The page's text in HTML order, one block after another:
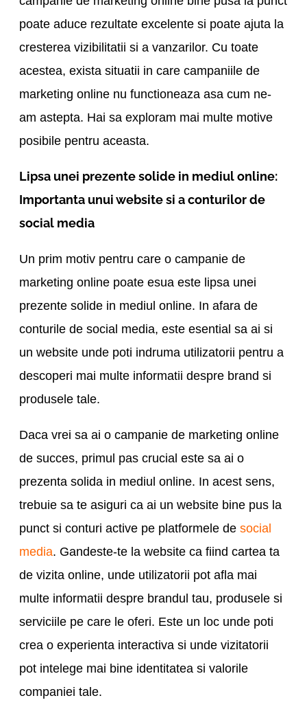
poate aduce rezultate excelente si poate ajuta la
cresterea vizibilitatii si a vanzarilor. Cu toate
acestea, exista situatii in care campaniile de
marketing online nu functioneaza asa cum ne-
am astepta. Hai sa exploram mai multe motive
posibile pentru aceasta.
Lipsa unei prezente solide in mediul online:
Importanta unui website si a conturilor de
social media
Un prim motiv pentru care o campanie de
marketing online poate esua este lipsa unei
prezente solide in mediul online. In afara de
conturile de social media, este esential sa ai si
un website unde poti indruma utilizatorii pentru a
descoperi mai multe informatii despre brand si
produsele tale.
Daca vrei sa ai o campanie de marketing online
de succes, primul pas crucial este sa ai o
prezenta solida in mediul online. In acest sens,
trebuie sa te asiguri ca ai un website bine pus la
punct si conturi active pe platformele desocial
media. Gandeste-te la website ca fiind cartea ta
de vizita online, unde utilizatorii pot afla mai
multe informatii despre brandul tau, produsele si
serviciile pe care le oferi. Este un loc unde poti
crea o experienta interactiva si unde vizitatorii
pot intelege mai bine identitatea si valorile
companiei tale.